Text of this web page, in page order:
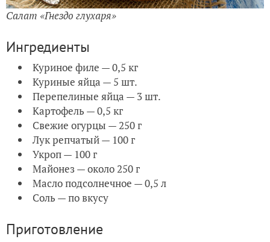
Салат «Гнездо глухаря»
Ингредиенты
Куриное филе — 0,5 кг
Куриные яйца — 5 шт.
Перепелиные яйца — 3 шт.
Картофель — 0,5 кг
Свежие огурцы — 250 г
Лук репчатый — 100 г
Укроп — 100 г
Майонез — около 250 г
Масло подсолнечное — 0,5 л
Соль — по вкусу
Приготовление